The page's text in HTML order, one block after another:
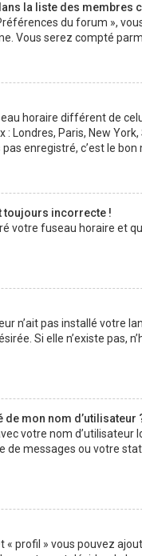
la liste des membres
du forum »,
Vous serez compté
horaire différent de
Londres, Paris, New
enregistré, c’est le
toujours incorrecte !
votre fuseau horaire et
n’ait pas installé votre
Si elle n’existe pas,
mon nom d’utilisateur
votre nom
messages ou votre
« profil » vous pouvez